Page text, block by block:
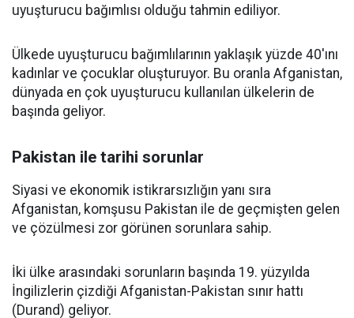
uyuşturucu bağımlısı olduğu tahmin ediliyor.
Ülkede uyuşturucu bağımlılarının yaklaşık yüzde 40'ını
kadınlar ve çocuklar oluşturuyor. Bu oranla Afganistan,
dünyada en çok uyuşturucu kullanılan ülkelerin de
başında geliyor.
Pakistan ile tarihi sorunlar
Siyasi ve ekonomik istikrarsızlığın yanı sıra
Afganistan, komşusu Pakistan ile de geçmişten gelen
ve çözülmesi zor görünen sorunlara sahip.
İki ülke arasındaki sorunların başında 19. yüzyılda
İngilizlerin çizdiği Afganistan-Pakistan sınır hattı
(Durand) geliyor.